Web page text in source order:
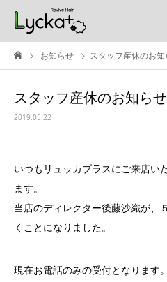
お知らせ スタッフ産休のお
スタッフ産休のお知らせ
2019.05.22
いつもリュッカプラスにご来店い
ます。
当店のディレクター後藤沙織が、
くことになりました。
現在お電話のみの受付となります